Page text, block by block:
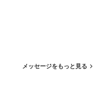
メッセージをもっと見る